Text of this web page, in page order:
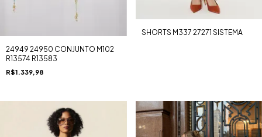
24949 24950 CONJUNTO M102
R13574 R13583
R$1.339,98
SHORTS M337 27271 SISTEMA